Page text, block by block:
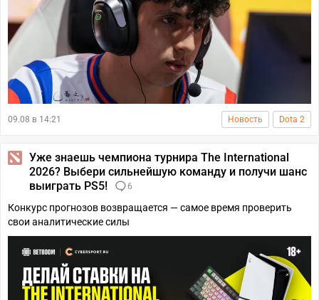
09.08 в 14:21 Новость Dota 2
Уже знаешь чемпиона турнира The International
2026? Выбери сильнейшую команду и получи шанс
выиграть PS5!
6
Конкурс прогнозов возвращается — самое время проверить
свои аналитические силы